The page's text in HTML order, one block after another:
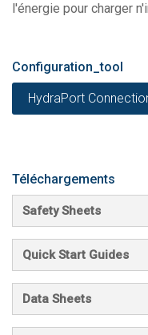
l'énergie pour charger
Configuration_tool
HydraPort
Téléchargements
Safety Sheets
Quick Start Guides
Data Sheets